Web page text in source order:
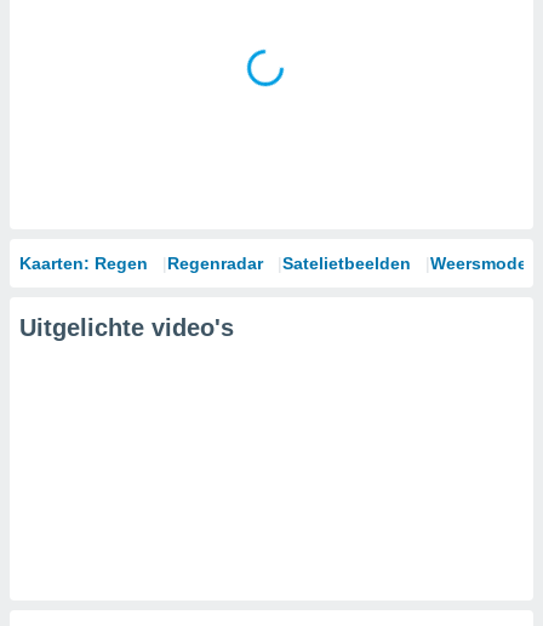
Kaarten: Regen Regenradar Satelietbeelden
Uitgelichte video's